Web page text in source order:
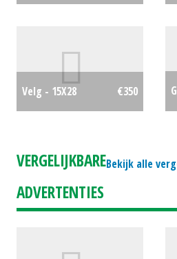
Velg - 15X28 €350
Bekijk alle
VERGELIJKBARE
ADVERTENTIES